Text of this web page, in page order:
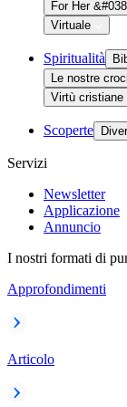
For Her
Virtuale
Spiritualità
Le nostre croci
Virtù cristiane
Scoperte
Servizi
Newsletter
Applicazione
Annuncio
I nostri formati di
Approfondimenti
Articolo